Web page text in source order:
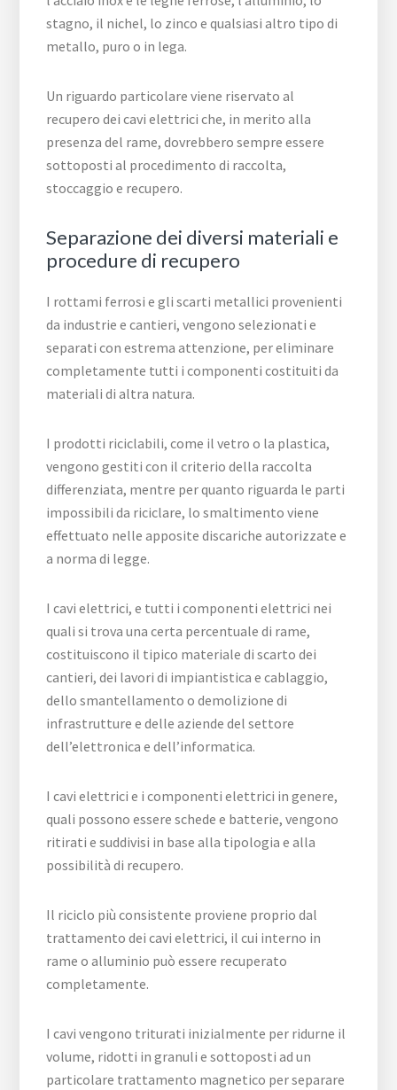
stagno, il nichel, lo zinco e qualsiasi altro tipo di
metallo, puro o in lega.
Un riguardo particolare viene riservato al
recupero dei cavi elettrici che, in merito alla
presenza del rame, dovrebbero sempre essere
sottoposti al procedimento di raccolta,
stoccaggio e recupero.
Separazione dei diversi materiali e
procedure di recupero
I rottami ferrosi e gli scarti metallici provenienti
da industrie e cantieri, vengono selezionati e
separati con estrema attenzione, per eliminare
completamente tutti i componenti costituiti da
materiali di altra natura.
I prodotti riciclabili, come il vetro o la plastica,
vengono gestiti con il criterio della raccolta
differenziata, mentre per quanto riguarda le parti
impossibili da riciclare, lo smaltimento viene
effettuato nelle apposite discariche autorizzate e
a norma di legge.
I cavi elettrici, e tutti i componenti elettrici nei
quali si trova una certa percentuale di rame,
costituiscono il tipico materiale di scarto dei
cantieri, dei lavori di impiantistica e cablaggio,
dello smantellamento o demolizione di
infrastrutture e delle aziende del settore
dell’elettronica e dell’informatica.
I cavi elettrici e i componenti elettrici in genere,
quali possono essere schede e batterie, vengono
ritirati e suddivisi in base alla tipologia e alla
possibilità di recupero.
Il riciclo più consistente proviene proprio dal
trattamento dei cavi elettrici, il cui interno in
rame o alluminio può essere recuperato
completamente.
I cavi vengono triturati inizialmente per ridurne il
volume, ridotti in granuli e sottoposti ad un
particolare trattamento magnetico per separare